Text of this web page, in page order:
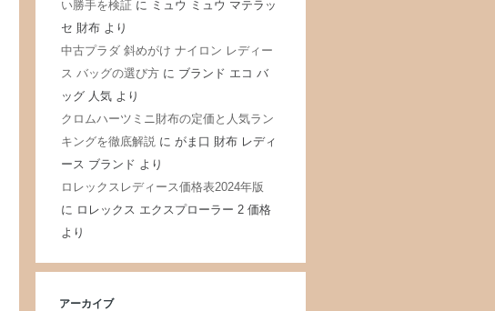
い勝手を検証 に ミュウ ミュウ マテラッ
セ 財布 より
中古プラダ 斜めがけ ナイロン レディー
ス バッグの選び方 に ブランド エコ バ
ッグ 人気 より
クロムハーツミニ財布の定価と人気ラン
キングを徹底解説 にがま口 財布 レディ
ース ブランド より
ロレックスレディース価格表2024年版
に ロレックス エクスプローラー 2 価格
より
アーカイブ